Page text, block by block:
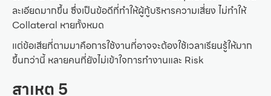
ละเอียดมากขึ้น ซึ่งเป็นข้อดีที่ทำให้ผู้กู้บริหารความเสี่ยง ไม่ทำให้
Collateral หายทั้งหมด
แต่ข้อเสียที่ตามมาคือการใช้งานที่อาจจะต้องใช้เวลาเรียนรู้ให้มาก
ขึ้นกว่านี้ หลายคนที่ยังไม่เข้าใจการทำงานและ Risk
สาเหตุ 5